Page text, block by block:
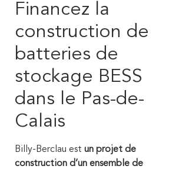
Financez la
construction de
batteries de
stockage BESS
dans le Pas-de-
Calais
Billy-Berclau est un projet de
construction d’un ensemble de